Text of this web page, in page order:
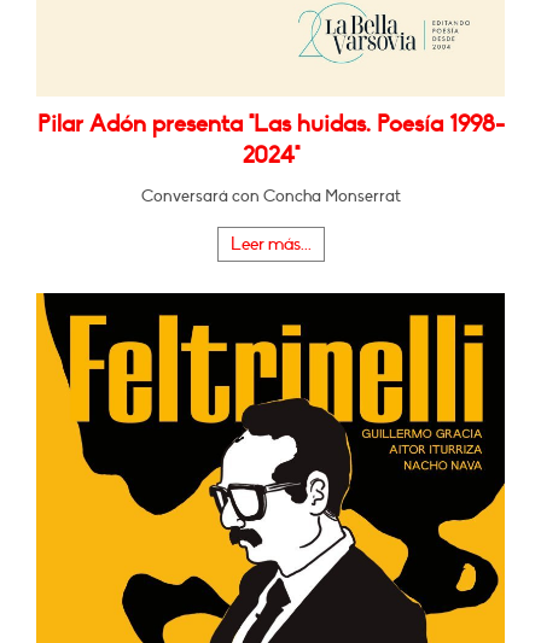
Pilar Adón presenta "Las huidas. Poesía 1998-
2024"
Conversará con Concha Monserrat
Leer más...